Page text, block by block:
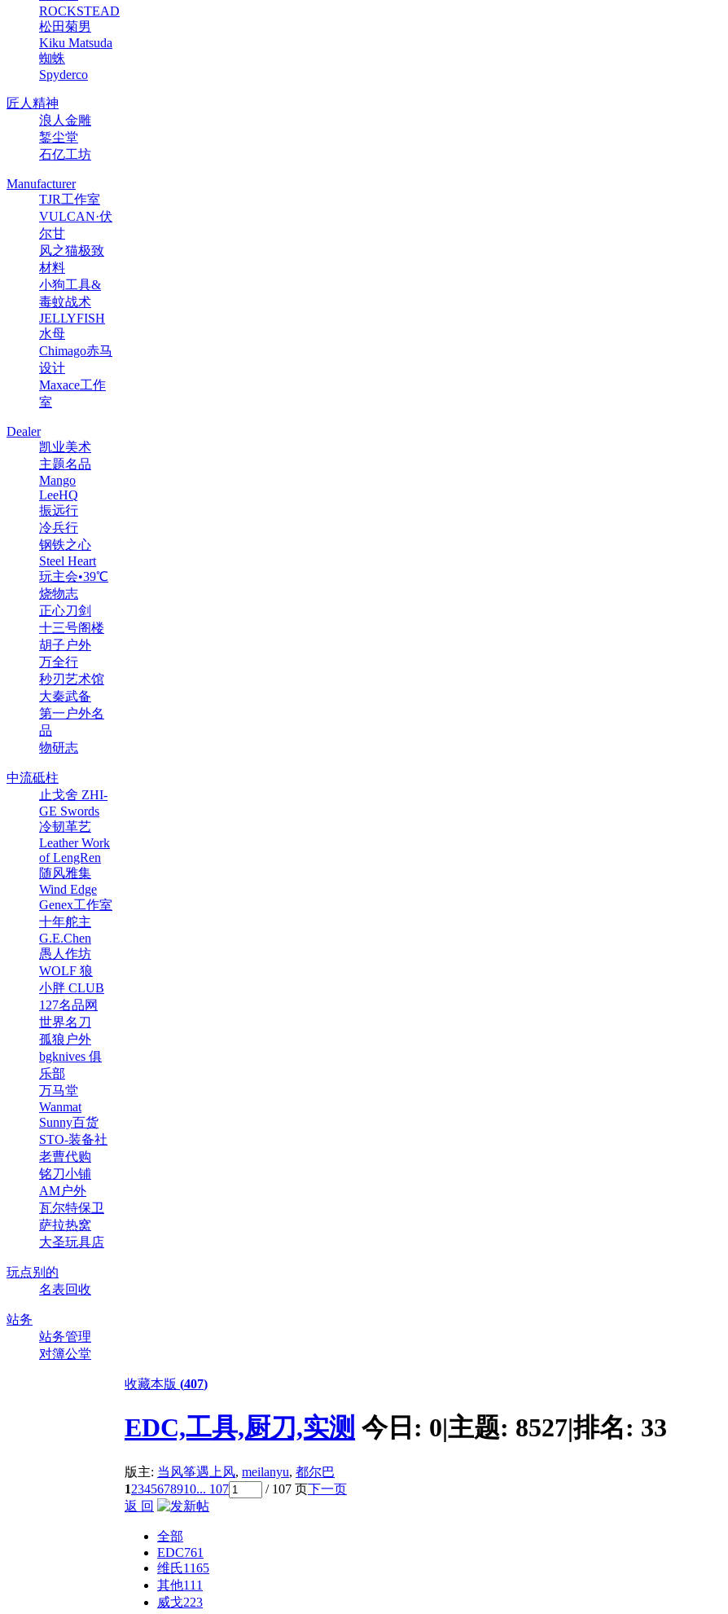
ROCKSTEAD
松田菊男
Kiku Matsuda
蜘蛛
Spyderco
匠人精神
浪人金雕
錾尘堂
石亿工坊
Manufacturer
TJR工作室
VULCAN·伏
尔甘
风之猫极致
材料
小狗工具&
毒蚊战术
JELLYFISH
水母
Chimago赤马
设计
Maxace工作
室
Dealer
凯业美术
主题名品
Mango
LeeHQ
振远行
冷兵行
钢铁之心
Steel Heart
玩主会•39℃
烧物志
正心刀剑
十三号阁楼
胡子户外
万全行
秒刃艺术馆
大秦武备
第一户外名
品
物研志
中流砥柱
止戈舍 ZHI-
GE Swords
冷韧革艺
Leather Work
of LengRen
随风雅集
Wind Edge
Genex工作室
十年舵主
G.E.Chen
愚人作坊
WOLF 狼
小胖 CLUB
127名品网
世界名刀
孤狼户外
bgknives 俱
乐部
万马堂
Wanmat
Sunny百货
STO-装备社
老曹代购
铭刀小铺
AM户外
瓦尔特保卫
萨拉热窝
大圣玩具店
玩点别的
名表回收
站务
站务管理
对簿公堂
收藏本版 (407)
EDC,工具,厨刀,实测 今日: 0|主题: 8527|排名: 33
版主: 当风筝遇上风, meilanyu, 都尔巴
12345678910... 107 / 107 页下一页
返 回
全部
EDC761
维氏1165
其他111
威戈223